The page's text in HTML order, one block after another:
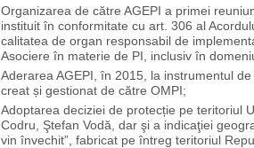
Organizarea de către AGEPI a primei
instituit în conformitate cu art. 306 al
calitatea de organ responsabil de
Asociere în materie de PI, inclusiv în
Aderarea AGEPI, în 2015, la instrumentul
creat și gestionat de către OMPI;
Adoptarea deciziei de protecție pe teritoriul
Codru, Ştefan Vodă, dar şi a indicaţiei
vin învechit”, fabricat pe întreg teritoriul